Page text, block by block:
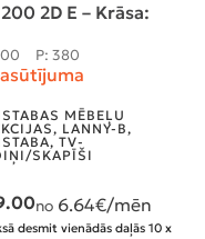
2D E – Krāsa:
P: 380
MĒBEĻU
, LANNY-B ,
, TV-
SKAPĪŠI
no 6.64€/mēn
desmit vienādās daļās 10 x